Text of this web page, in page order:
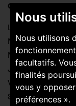
Nous
Nous utilisons
facultatifs.
finalités
vous y
préférences ».
Ouvertures :
Lundi : 14:00-19:00
Mardi : 10:00-
Mercredi : 10:00-
Jeudi : 10:00-
Vendredi : 10:00-
Samedi : 10:00-